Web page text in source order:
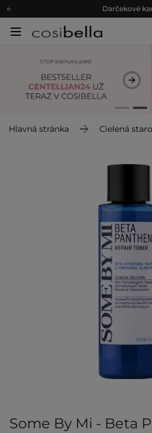
Darčekové
Ekologické
Darčekové
Ekologické
Hlavná stránka Cielená
Some By Mi - Beta